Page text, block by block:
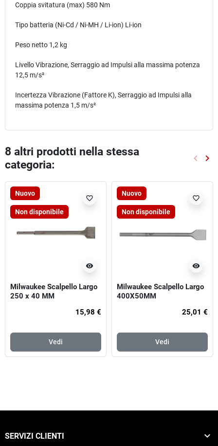
Coppia svitatura (max) 580 Nm
Tipo batteria (Ni-Cd / Ni-MH / Li-ion) Li-ion
Peso netto 1,2 kg
Livello Vibrazione, Serraggio ad Impulsi alla massima potenza
12,5 m/s²
Incertezza Vibrazione (Fattore K), Serraggio ad Impulsi alla
massima potenza 1,5 m/s²
8 altri prodotti nella stessa
categoria:
keyboard_arrow_left keyboard_arrow_right
Nuovo
Non disponibile
visibility
favorite_border
Milwaukee Scalpello Largo
250 x 40 MM
15,98 €
Vedi
Nuovo
Non disponibile
visibility
favorite_border
Milwaukee Scalpello Largo
400X50MM
25,01 €
Vedi
SERVIZI CLIENTI 